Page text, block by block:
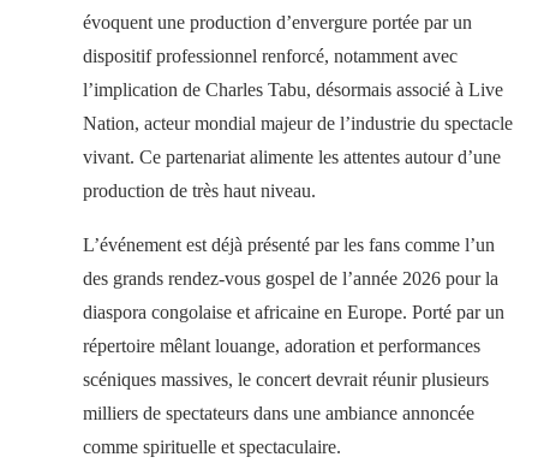
évoquent une production d’envergure portée par un
dispositif professionnel renforcé, notamment avec
l’implication de Charles Tabu, désormais associé à Live
Nation, acteur mondial majeur de l’industrie du spectacle
vivant. Ce partenariat alimente les attentes autour d’une
production de très haut niveau.
L’événement est déjà présenté par les fans comme l’un
des grands rendez-vous gospel de l’année 2026 pour la
diaspora congolaise et africaine en Europe. Porté par un
répertoire mêlant louange, adoration et performances
scéniques massives, le concert devrait réunir plusieurs
milliers de spectateurs dans une ambiance annoncée
comme spirituelle et spectaculaire.